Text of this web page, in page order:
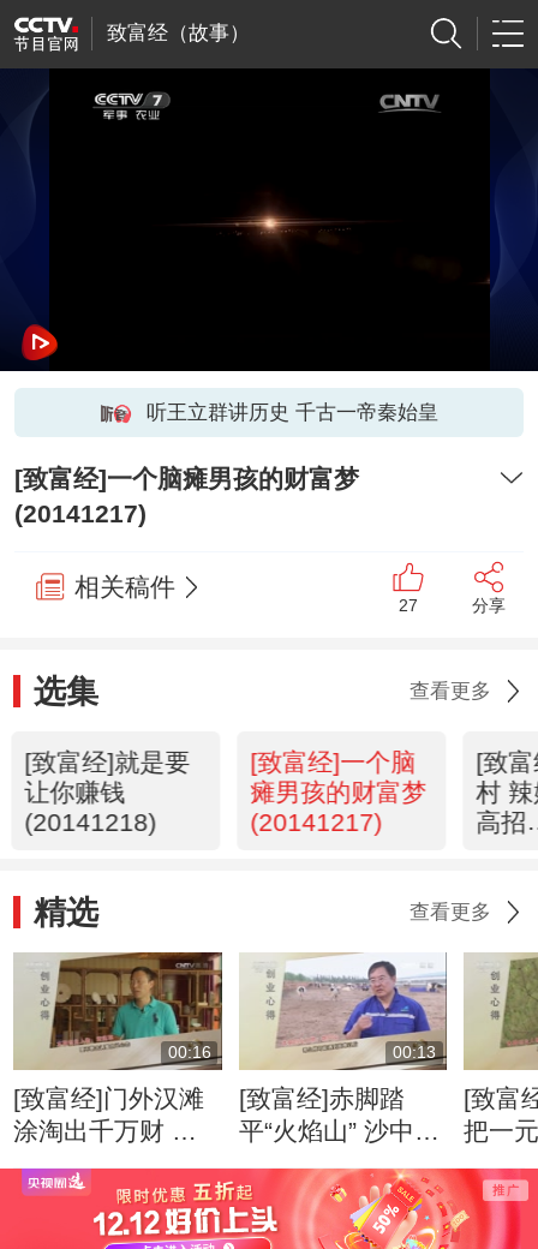
致富经（故事）
听王立群讲历史 千古一帝秦始皇
[致富经]一个脑瘫男孩的财富梦
(20141217)
相关稿件
27 分享
选集 查看更多
[致富经]就是要
让你赚钱
(20141218)
[致富经]一个脑
瘫男孩的财富梦
(20141217)
[致
村
高招
精选 查看更多
00:16
[致富经]门外汉滩
涂淘出千万财 创
业心得
00:13
[致富经]赤脚踏
平“火焰山” 沙中掘
出亿万财 创业心
得
[致富
把一
万财